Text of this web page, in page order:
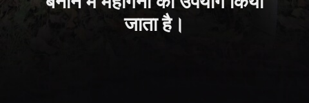
जाता है।